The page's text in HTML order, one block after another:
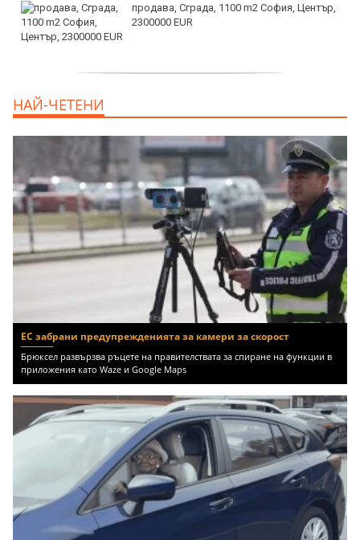
продава, Сграда, 1100 m2 София, Център,
2300000 EUR
НАЙ-ЧЕТЕНИ
ЕС забрани предупрежденията за камери за скорост
Брюксел развързва ръцете на правителствата за спиране на функции в
приложения като Waze и Google Maps